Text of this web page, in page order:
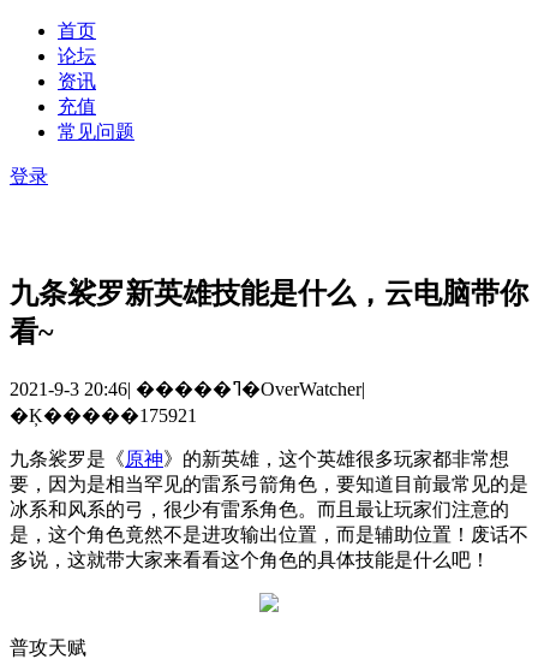
首页
论坛
资讯
充值
常见问题
登录
九条裟罗新英雄技能是什么，云电脑带你
看~
2021-9-3 20:46| �����ߣ�OverWatcher|
�Ķ�����175921
九条裟罗是《原神》的新英雄，这个英雄很多玩家都非常想
要，因为是相当罕见的雷系弓箭角色，要知道目前最常见的是
冰系和风系的弓，很少有雷系角色。而且最让玩家们注意的
是，这个角色竟然不是进攻输出位置，而是辅助位置！废话不
多说，这就带大家来看看这个角色的具体技能是什么吧！
普攻天赋